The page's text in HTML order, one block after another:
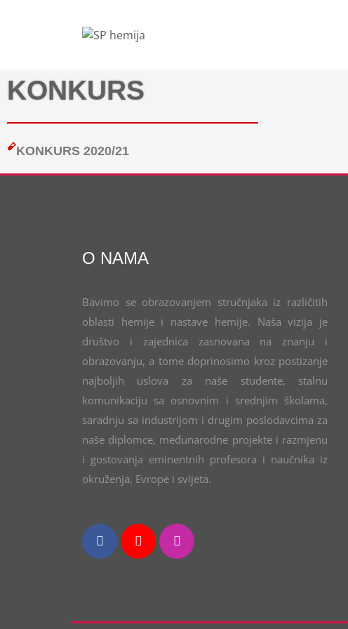
KONKURS
KONKURS 2020/21
O NAMA
Bavimo se obrazovanjem stručnjaka iz različitih
oblasti hemije i nastave hemije. Naša vizija je
društvo i zajednica zasnovana na znanju i
obrazovanju, a tome doprinosimo kroz postizanje
najboljih uslova za naše studente, stalnu
komunikaciju sa osnovnim i srednjim školama,
saradnju sa industrijom i drugim poslodavcima za
naše diplomce, međunarodne projekte i razmjenu
i gostovanja eminentnih profesora i naučnika iz
okruženja, Evrope i svijeta.